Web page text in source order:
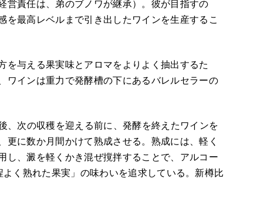
営責任は、弟のブノワが継承）。彼が目指すの
を最高レベルまで引き出したワインを生産するこ
を与える果実味とアロマをよりよく抽出するた
ワインは重力で発酵槽の下にあるバレルセラーの
、次の収穫を迎える前に、発酵を終えたワインを
更に数か月間かけて熟成させる。熟成には、軽く
し、澱を軽くかき混ぜ撹拌することで、アルコー
よく熟れた果実」の味わいを追求している。新樽比